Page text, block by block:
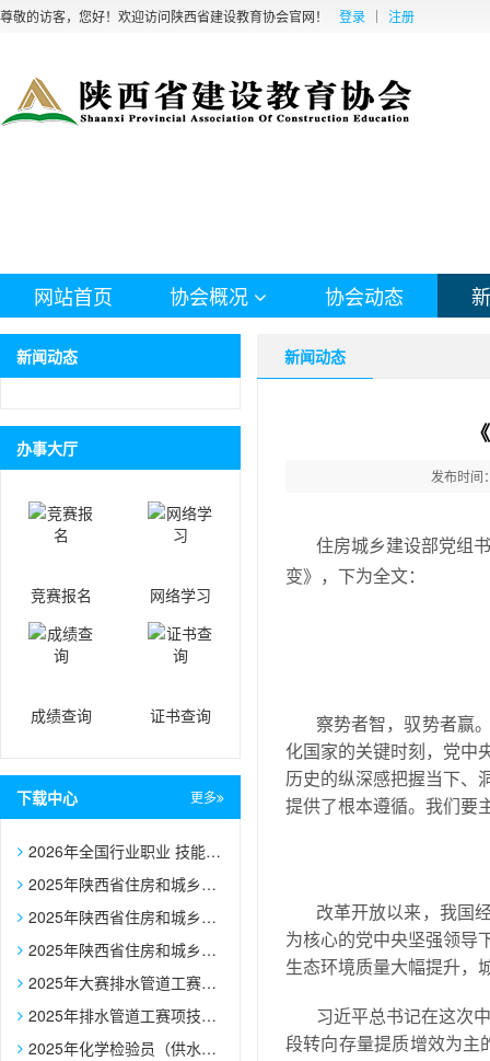
尊敬的访客，您好！欢迎访问陕西省建设教育协会官网！ 登录 注册
网站首页 协会概况 协会动态
新闻动态
办事大厅
竞赛报名 网络学习
成绩查询 证书查询
下载中心 更多
2026年全国行业职业 技能大赛——第二届全国住房城乡建设 行业职业技能大赛各赛项技术文件
2025年陕西省住房和城乡建设行业职业技能大赛决赛参赛队报名表
2025年陕西省住房和城乡建设行业职业技能大赛决赛参赛选手报名表
2025年陕西省住房和城乡建设行业职业技能大赛建筑信息模型技术员赛项裁判员推荐表
2025年大赛排水管道工赛项辅助选手报名表
2025年排水管道工赛项技术文件
2025年化学检验员（供水化验员）赛项技术文件
新闻动态
发布时间
住房城乡建设部党组
变》，下为全文：
察势者智，驭势者赢
化国家的关键时刻，党中
历史的纵深感把握当下、
提供了根本遵循。我们要
改革开放以来，我国
为核心的党中央坚强领导
生态环境质量大幅提升，
习近平总书记在这次
段转向存量提质增效为主